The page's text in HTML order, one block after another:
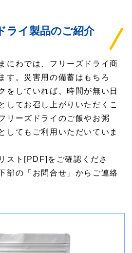
ライ製品のご紹介
にわでは、フリーズドライ商
す。災害用の備蓄はもちろ
をしていれば、時間が無い日
してお召し上がりいただくこ
リーズドライのご飯やお粥
してもご利用いただいていま
スト[PDF]をご確認くださ
部の「お問合せ」からご連絡